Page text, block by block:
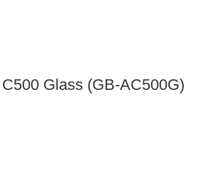
Glass (GB-AC500G)